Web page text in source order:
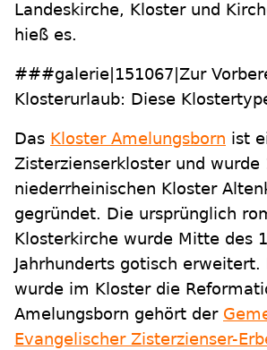
Landeskirche, Kloster und
hieß es.
###galerie|151067|Zur
Klosterurlaub: Diese
Das Kloster Amelungsborn ist
Zisterzienserkloster und wurde
niederrheinischen Kloster
gegründet. Die ursprünglich
Klosterkirche wurde Mitte des
Jahrhunderts gotisch erweitert.
wurde im Kloster die
Amelungsborn gehört der
Evangelischer Zisterzienser-